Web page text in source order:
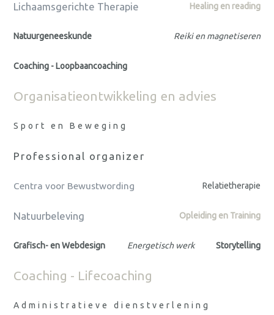
Lichaamsgerichte Therapie Healing en reading
Natuurgeneeskunde Reiki en magnetiseren
Coaching - Loopbaancoaching
Organisatieontwikkeling en advies
Sport en Beweging
Professional organizer
Centra voor Bewustwording Relatietherapie
Natuurbeleving Opleiding en Training
Grafisch- en Webdesign Energetisch werk Storytelling
Coaching - Lifecoaching
Administratieve dienstverlening